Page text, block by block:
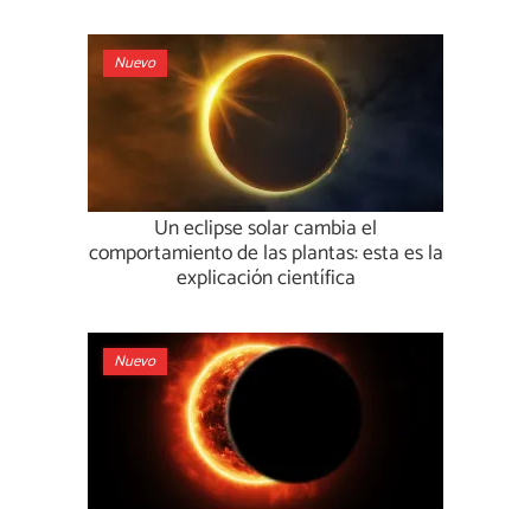
Nuevo
Un eclipse solar cambia el
comportamiento de las plantas: esta es la
explicación científica
Nuevo